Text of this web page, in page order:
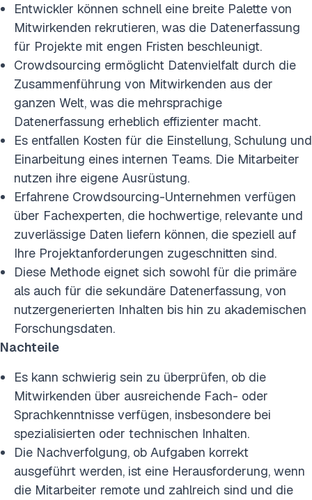
Entwickler können schnell eine breite Palette von
Mitwirkenden rekrutieren, was die Datenerfassung
für Projekte mit engen Fristen beschleunigt.
Crowdsourcing ermöglicht Datenvielfalt durch die
Zusammenführung von Mitwirkenden aus der
ganzen Welt, was die mehrsprachige
Datenerfassung erheblich effizienter macht.
Es entfallen Kosten für die Einstellung, Schulung und
Einarbeitung eines internen Teams. Die Mitarbeiter
nutzen ihre eigene Ausrüstung.
Erfahrene Crowdsourcing-Unternehmen verfügen
über Fachexperten, die hochwertige, relevante und
zuverlässige Daten liefern können, die speziell auf
Ihre Projektanforderungen zugeschnitten sind.
Diese Methode eignet sich sowohl für die primäre
als auch für die sekundäre Datenerfassung, von
nutzergenerierten Inhalten bis hin zu akademischen
Forschungsdaten.
Nachteile
Es kann schwierig sein zu überprüfen, ob die
Mitwirkenden über ausreichende Fach- oder
Sprachkenntnisse verfügen, insbesondere bei
spezialisierten oder technischen Inhalten.
Die Nachverfolgung, ob Aufgaben korrekt
ausgeführt werden, ist eine Herausforderung, wenn
die Mitarbeiter remote und zahlreich sind und die